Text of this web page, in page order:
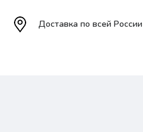
Доставка по всей России